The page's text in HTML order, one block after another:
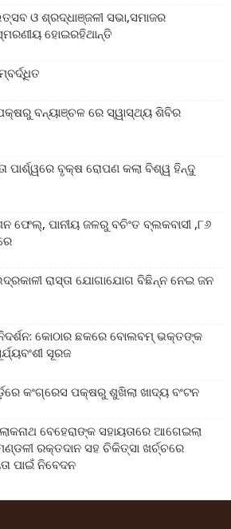
ଓ ଶ୍ରଦ୍ଧାଞ୍ଜଳୀ ସଭା,ସମାଜର
ହୋଇରହିଥାନ୍ତି
ବନ୍ୟାଞ୍ଚଳ ରେ ସ୍ୱାସ୍ଥ୍ୟ ଶିବିର
ପାର୍ଶ୍ୱରେ ବୃକ୍ଷ ରୋପଣ କଲା ବିଶ୍ୱ ହିନ୍ଦୁ
ଫେଲ୍‌, ପାନୀୟ ଜଳରୁ ବଚିଂତ ବ୍ଲକବାସୀ ,୮୬
ରାସ୍ତା ଯୋଗାଯୋଗ ବିଛିନ୍ନ ନେଇ ଜନ
କୋଠାର ଛକରେ ବୋଲବମ୍ ଭକ୍ତଙ୍କ
ସୂରଜ
କଂଗ୍ରେସ ପକ୍ଷରୁ ଶୁଖିଲା ଖାଦ୍ୟ ବଂଟନ
ବେହେରାଙ୍କ ସହାୟତାରେ ଆଗେଇଲା
ମଣ୍ଡଳୀ ରକ୍ତଦାନ ସହ ଚିକିତ୍ସା ଖର୍ଚ୍ଚରେ
ପାଇଁ ନିବେଦନ